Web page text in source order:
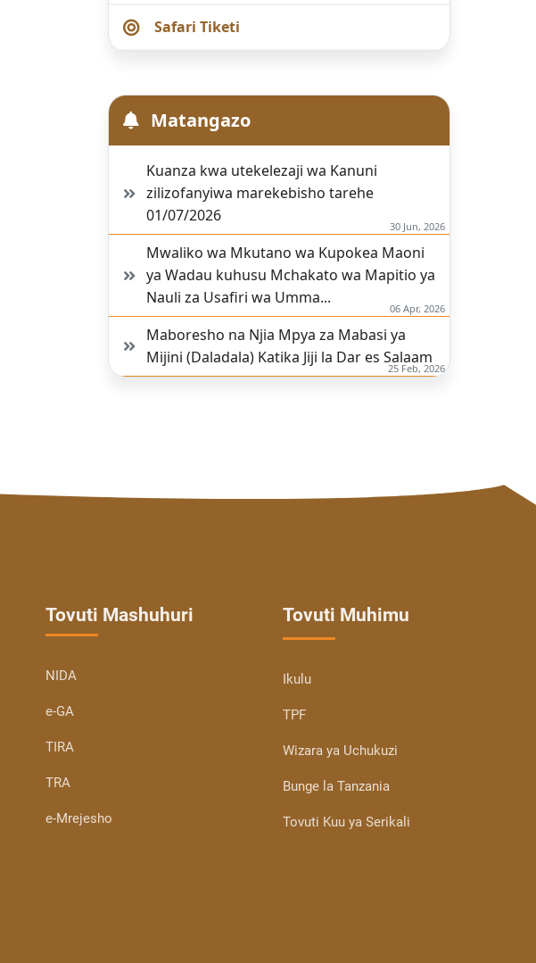
Safari Tiketi
Matangazo
Kuanza kwa utekelezaji wa Kanuni
zilizofanyiwa marekebisho tarehe
01/07/2026
30 Jun, 2026
Mwaliko wa Mkutano wa Kupokea Maoni
ya Wadau kuhusu Mchakato wa Mapitio ya
Nauli za Usafiri wa Umma...
06 Apr, 2026
Maboresho na Njia Mpya za Mabasi ya
Mijini (Daladala) Katika Jiji la Dar es Salaam
25 Feb, 2026
Tovuti Mashuhuri
NIDA
e-GA
TIRA
TRA
e-Mrejesho
Tovuti Muhimu
Ikulu
TPF
Wizara ya Uchukuzi
Bunge la Tanzania
Tovuti Kuu ya Serikali